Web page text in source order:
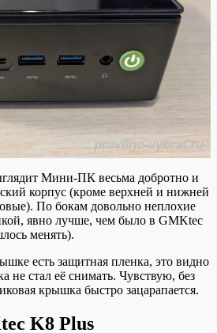
Мини-ПК весьма добротно и
корпус (кроме верхней и нижней
По бокам довольно неплохие
явно лучше, чем было в GMKtec
менять).
есть защитная пленка, это видно
не стал её снимать. Чувствую, без
крышка быстро зацарапается.
K8 Plus